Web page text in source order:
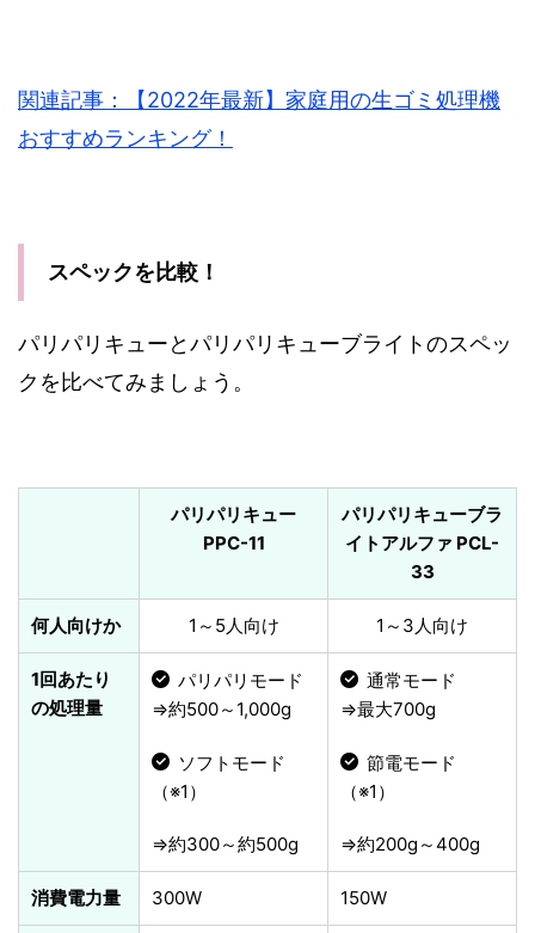
関連記事：【2022年最新】家庭用の生ゴミ処理機
おすすめランキング！
スペックを比較！
パリパリキューとパリパリキューブライトのスペッ
クを比べてみましょう。
パリパリキュー
PPC-11
パリパリキューブラ
イトアルファ PCL-
33
何人向けか 1～5人向け 1～3人向け
1回あたり
の処理量
パリパリモード
⇒約500～1,000g
ソフトモード
（※1）
⇒約300～約500g
通常モード
⇒最大700g
節電モード
（※1）
⇒約200g～400g
消費電力量 300W 150W